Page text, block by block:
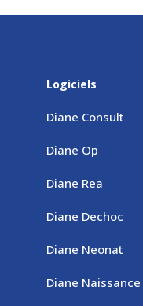
Logiciels
Diane Consult
Diane Op
Diane Rea
Diane Dechoc
Diane Neonat
Diane Naissance